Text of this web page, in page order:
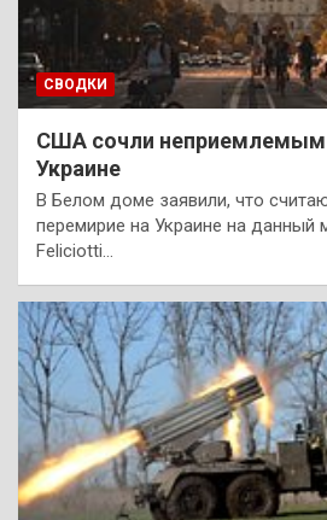
СВОДКИ
США сочли неприемлемым
Украине
В Белом доме заявили, что
перемирие на Украине на данный
Feliciotti…